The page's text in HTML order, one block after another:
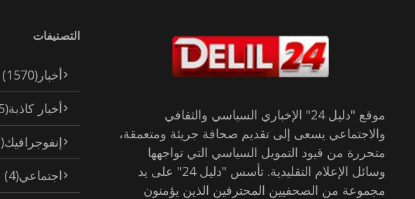
موقع "دليل 24" الإخباري السياسي والثقافي
والاجتماعي يسعى إلى تقديم صحافة جريئة ومتعمقة،
متحررة من قيود التمويل السياسي التي تواجهها
وسائل الإعلام التقليدية. تأسس "دليل 24" على يد
مجموعة من الصحفيين المحترفين الذين يؤمنون
التصنيفات
أخبار (1570)
أخبار كاذبة(5)
إنفوجرافيك(3)
اجتماعي(4)